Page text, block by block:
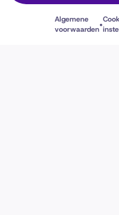
Algemene
voorwaarden•